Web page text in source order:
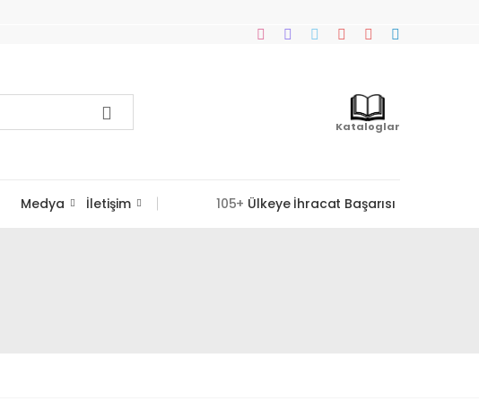
Kataloglar
Medya İletişim 105+ Ülkeye İhracat Başarısı